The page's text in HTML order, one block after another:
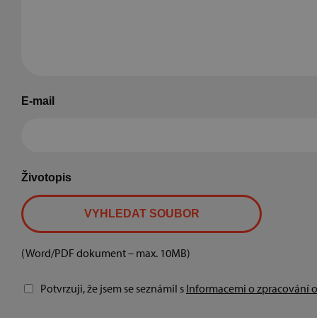
E-mail
Životopis
VYHLEDAT SOUBOR
(Word/PDF dokument – max. 10MB)
Potvrzuji, že jsem se seznámil s Informacemi o zpracování